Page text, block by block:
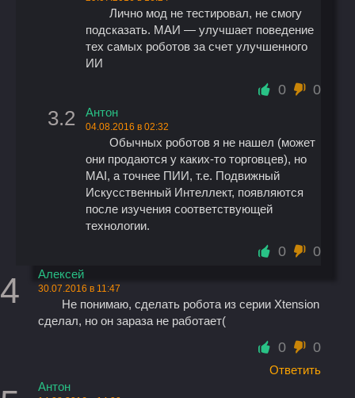
Лично мод не тестировал, не смогу
подсказать. МАИ — улучшает поведение
тех самых роботов за счет улучшенного
ИИ
0 0
3.2 Антон
04.08.2016 в 02:32
Обычных роботов я не нашел (может
они продаются у каких-то торговцев), но
MAI, а точнее ПИИ, т.е. Подвижный
Искусственный Интеллект, появляются
после изучения соответствующей
технологии.
0 0
4 Алексей
30.07.2016 в 11:47
Не понимаю, сделать робота из серии Xtension
сделал, но он зараза не работает(
0 0
Ответить
Антон